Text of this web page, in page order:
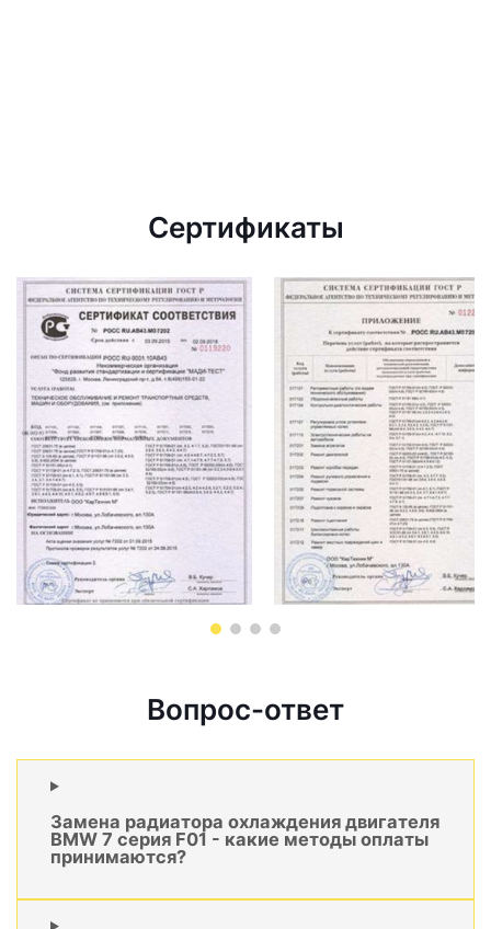
Сертификаты
Вопрос-ответ
Замена радиатора охлаждения двигателя
BMW 7 серия F01 - какие методы оплаты
принимаются?